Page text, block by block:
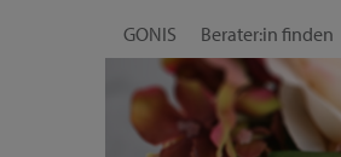
GONIS Berater:in finden